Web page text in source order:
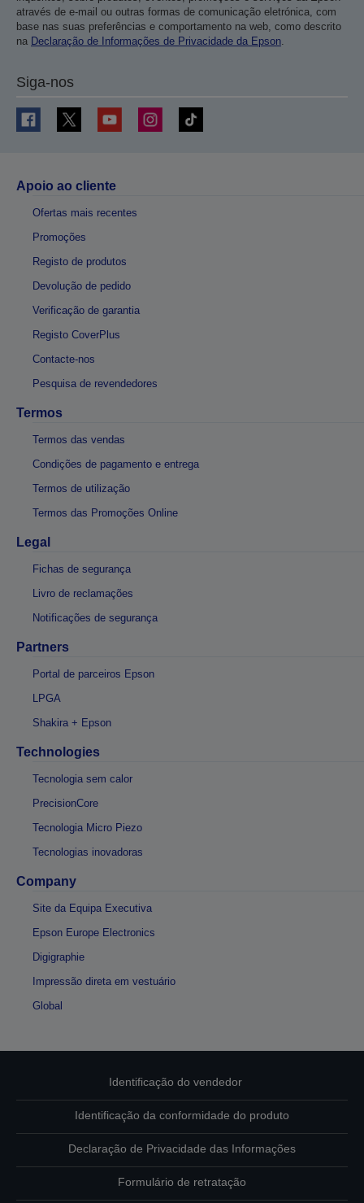
através de e-mail ou outras formas de comunicação eletrónica, com
base nas suas preferências e comportamento na web, como descrito
na Declaração de Informações de Privacidade da Epson.
Siga-nos
Apoio ao cliente
Ofertas mais recentes
Promoções
Registo de produtos
Devolução de pedido
Verificação de garantia
Registo CoverPlus
Contacte-nos
Pesquisa de revendedores
Termos
Termos das vendas
Condições de pagamento e entrega
Termos de utilização
Termos das Promoções Online
Legal
Fichas de segurança
Livro de reclamações
Notificações de segurança
Partners
Portal de parceiros Epson
LPGA
Shakira + Epson
Technologies
Tecnologia sem calor
PrecisionCore
Tecnologia Micro Piezo
Tecnologias inovadoras
Company
Site da Equipa Executiva
Epson Europe Electronics
Digigraphie
Impressão direta em vestuário
Global
Identificação do vendedor
Identificação da conformidade do produto
Declaração de Privacidade das Informações
Formulário de retratação